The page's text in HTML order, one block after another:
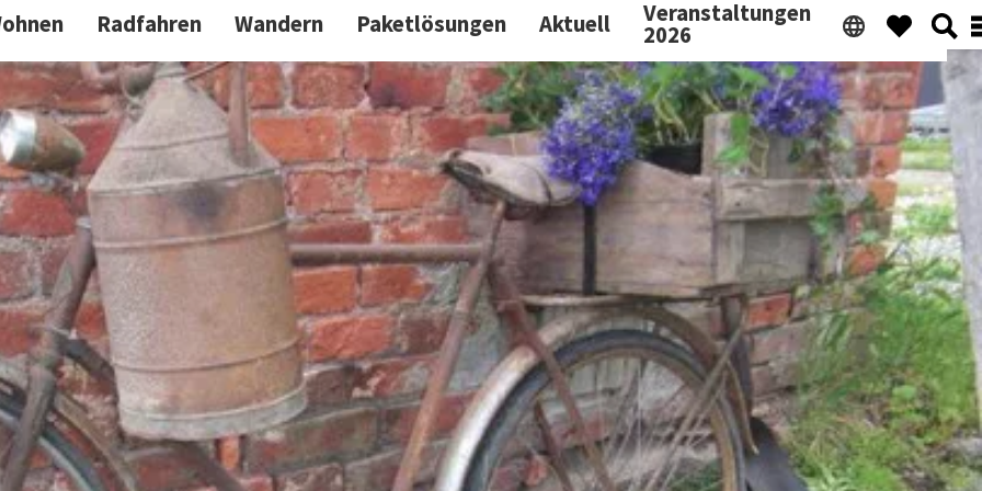
Radfahren Wandern Paketlösungen Aktuell Veranstaltungen
2026